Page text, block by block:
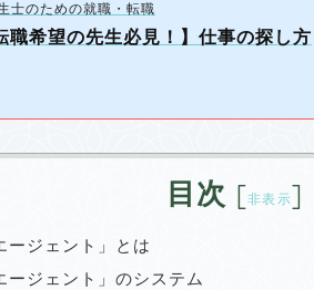
士のための就職・転職
希望の先生必見！】仕事の探し方
目次 [非表示]
ージェント」とは
ージェント」のシステム